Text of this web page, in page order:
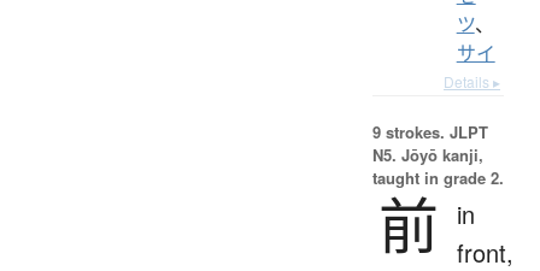
ツ、
サイ
Details ▸
9 strokes. JLPT
N5. Jōyō kanji,
taught in grade 2.
前
in
front,